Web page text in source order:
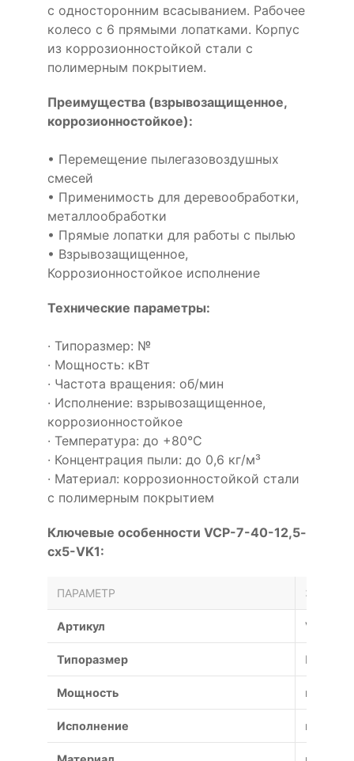
с односторонним всасыванием. Рабочее
колесо с 6 прямыми лопатками. Корпус
из коррозионностойкой стали с
полимерным покрытием.
Преимущества (взрывозащищенное,
коррозионностойкое):
• Перемещение пылегазовоздушных
смесей
• Применимость для деревообработки,
металлообработки
• Прямые лопатки для работы с пылью
• Взрывозащищенное,
Коррозионностойкое исполнение
Технические параметры:
· Типоразмер: №
· Мощность: кВт
· Частота вращения: об/мин
· Исполнение: взрывозащищенное,
коррозионностойкое
· Температура: до +80°С
· Концентрация пыли: до 0,6 кг/м³
· Материал: коррозионностойкой стали
с полимерным покрытием
Ключевые особенности VCP-7-40-12,5-
cx5-VK1:
ПАРАМЕТР
Артикул VCP-7-
Типоразмер №
Мощность кВт
Исполнение